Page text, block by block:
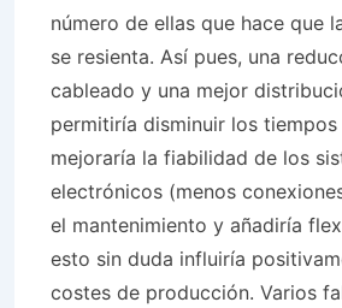
número de ellas que hace que
se resienta. Así pues, una
cableado y una mejor
permitiría disminuir los tiempos
mejoraría la fiabilidad de los
electrónicos (menos
el mantenimiento y añadiría
esto sin duda influiría
costes de producción. Varios